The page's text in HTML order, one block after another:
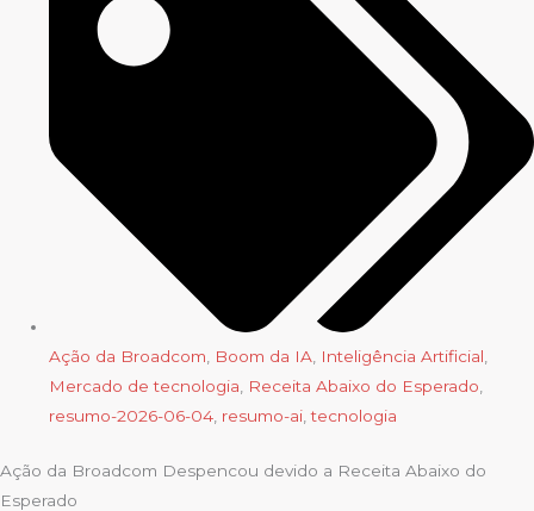
Ação da Broadcom, Boom da IA, Inteligência Artificial,
Mercado de tecnologia, Receita Abaixo do Esperado,
resumo-2026-06-04, resumo-ai,tecnologia
Ação da Broadcom Despencou devido a Receita Abaixo do
Esperado